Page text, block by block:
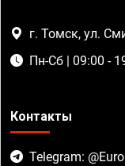
г. Томск, ул.
Пн-Сб | 09:00 -
Контакты
Telegram: